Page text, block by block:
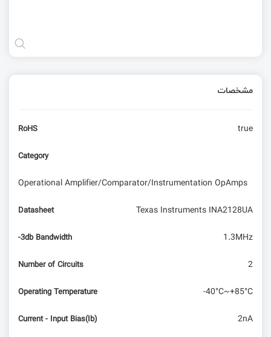
مشخصات
RoHS true
Category
Operational Amplifier/Comparator/Instrumentation OpAmps
Datasheet Texas Instruments INA2128UA
-3db Bandwidth 1.3MHz
Number of Circuits 2
Operating Temperature -40°C~+85°C
Current - Input Bias(Ib) 2nA